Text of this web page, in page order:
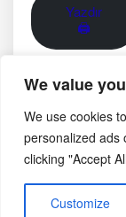
We value
We use cookies
personalized ads
clicking "Accept
Customize
Yazdır
🖨
Görsel notu:
oluşturulmuş
bölgenin veya
Mayıs 29,